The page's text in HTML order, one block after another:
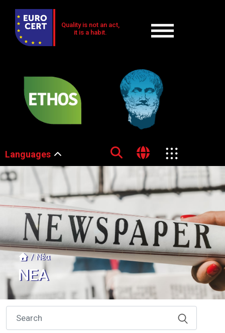
Quality is not an act,
it is a habit.
Languages
/ Νέα
ΝΈΑ